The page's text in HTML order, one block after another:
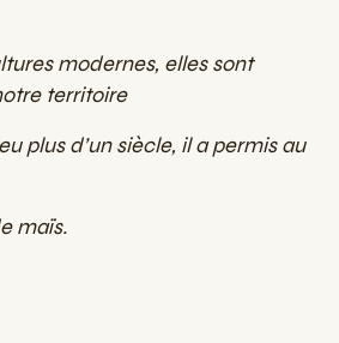
modernes, elles sont
territoire
plus d’un siècle, il a permis au
maïs.